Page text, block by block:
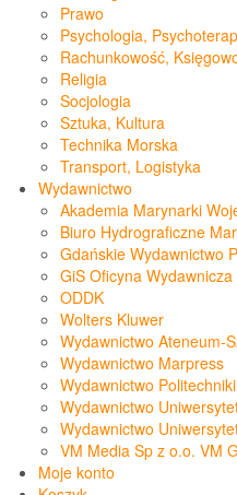
Prawo
Psychologia,
Rachunkowość,
Religia
Socjologia
Sztuka, Kultura
Technika Morska
Transport, Logistyka
Wydawnictwo
Akademia Marynarki
Biuro Hydrograficzne
Gdańskie Wydawnictwo
GiS Oficyna Wydawnicza
ODDK
Wolters Kluwer
Wydawnictwo Ateneum-
Wydawnictwo Marpress
Wydawnictwo
Wydawnictwo
Wydawnictwo
VM Media Sp z o.o. VM
Moje konto